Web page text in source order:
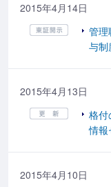
2015年4月14日
管理
与制
2015年4月13日
格付
情
2015年4月10日